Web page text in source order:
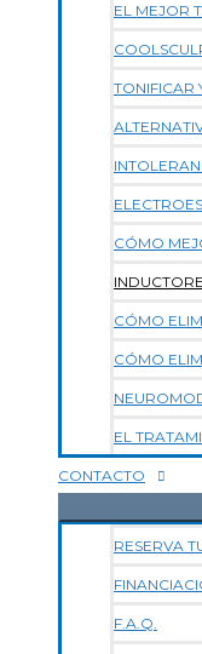
EL MEJOR
TONIFICAR
CÓMO
CÓMO
CÓMO
EL
CONTACTO
RESERVA
F.A.Q.